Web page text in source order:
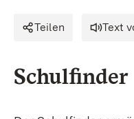
Teilen Text
Schulfinder